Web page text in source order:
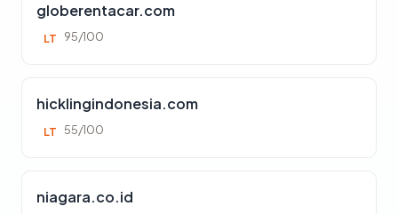
globerentacar.com
LT 95/100
hicklingindonesia.com
LT 55/100
niagara.co.id